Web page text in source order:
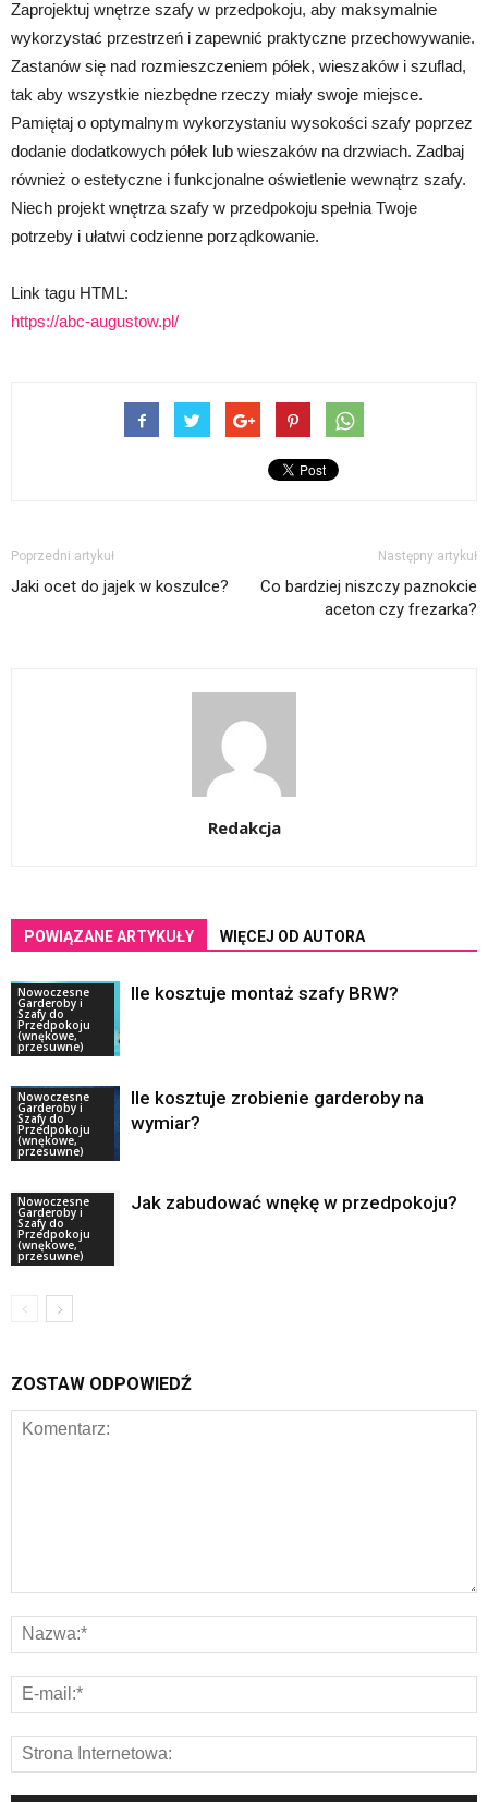
Zaprojektuj wnętrze szafy w przedpokoju, aby maksymalnie
wykorzystać przestrzeń i zapewnić praktyczne przechowywanie.
Zastanów się nad rozmieszczeniem półek, wieszaków i szuflad,
tak aby wszystkie niezbędne rzeczy miały swoje miejsce.
Pamiętaj o optymalnym wykorzystaniu wysokości szafy poprzez
dodanie dodatkowych półek lub wieszaków na drzwiach. Zadbaj
również o estetyczne i funkcjonalne oświetlenie wewnątrz szafy.
Niech projekt wnętrza szafy w przedpokoju spełnia Twoje
potrzeby i ułatwi codzienne porządkowanie.
Link tagu HTML:
https://abc-augustow.pl/
Poprzedni artykuł
Jaki ocet do jajek w koszulce?
Następny artykuł
Co bardziej niszczy paznokcie
aceton czy frezarka?
Redakcja
POWIĄZANE ARTYKUŁY WIĘCEJ OD AUTORA
Nowoczesne
Garderoby i
Szafy do
Przedpokoju
(wnękowe,
przesuwne)
Ile kosztuje montaż szafy BRW?
Nowoczesne
Garderoby i
Szafy do
Przedpokoju
(wnękowe,
przesuwne)
Ile kosztuje zrobienie garderoby na
wymiar?
Nowoczesne
Garderoby i
Szafy do
Przedpokoju
(wnękowe,
przesuwne)
Jak zabudować wnękę w przedpokoju?
ZOSTAW ODPOWIEDŹ